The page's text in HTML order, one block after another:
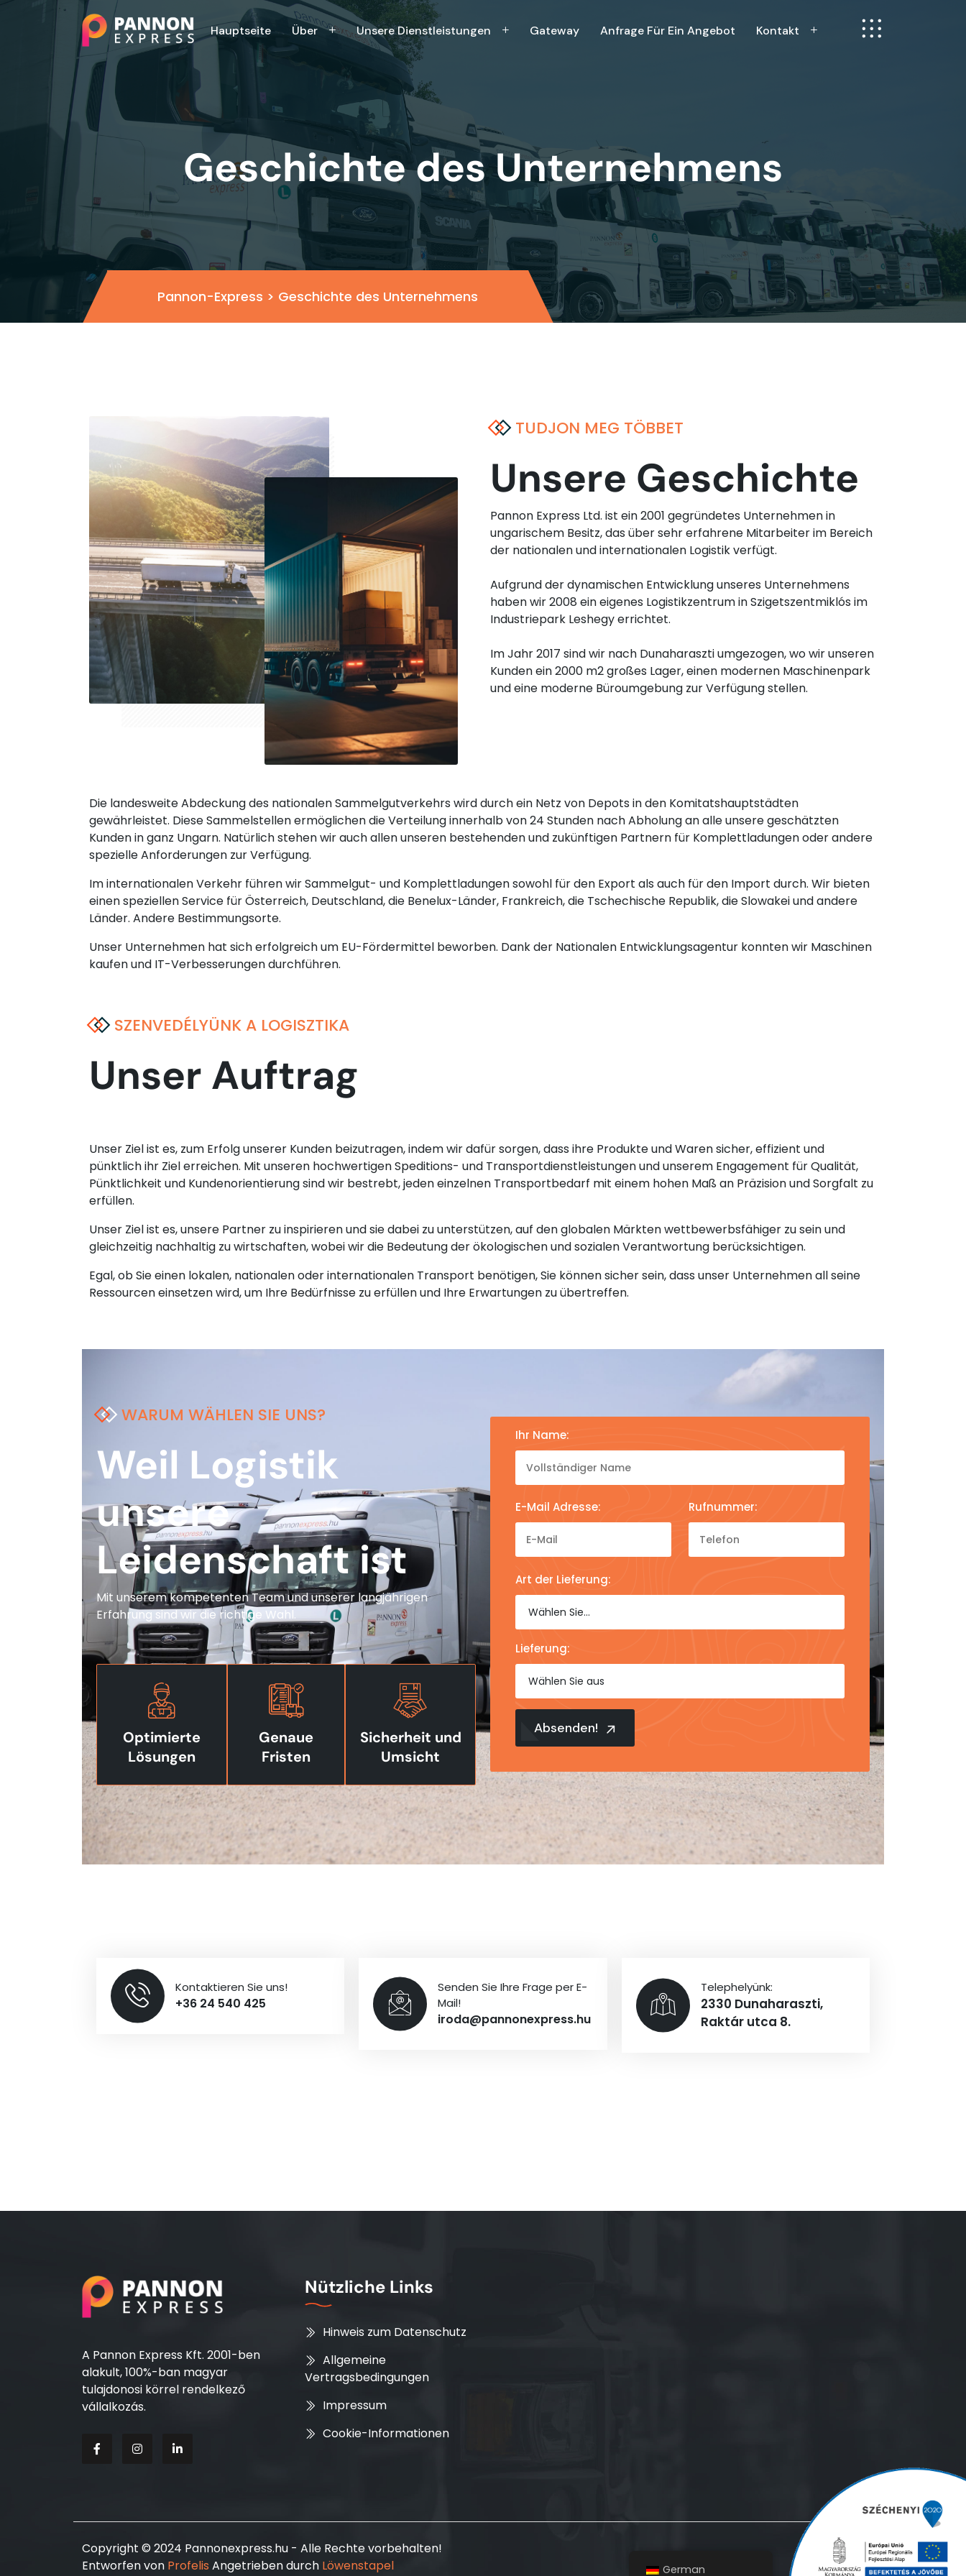
Hauptseite Über Unsere Dienstleistungen Gateway Anfrage Für Ein Angebot Kontakt
Geschichte des Unternehmens
Pannon-Express > Geschichte des Unternehmens
TUDJON MEG TÖBBET
Unsere Geschichte
Pannon Express Ltd. ist ein 2001 gegründetes Unternehmen in
ungarischem Besitz, das über sehr erfahrene Mitarbeiter im Bereich
der nationalen und internationalen Logistik verfügt.
Aufgrund der dynamischen Entwicklung unseres Unternehmens
haben wir 2008 ein eigenes Logistikzentrum in Szigetszentmiklós im
Industriepark Leshegy errichtet.
Im Jahr 2017 sind wir nach Dunaharaszti umgezogen, wo wir unseren
Kunden ein 2000 m2 großes Lager, einen modernen Maschinenpark
und eine moderne Büroumgebung zur Verfügung stellen.
Die landesweite Abdeckung des nationalen Sammelgutverkehrs wird durch ein Netz von Depots in den Komitatshauptstädten
gewährleistet. Diese Sammelstellen ermöglichen die Verteilung innerhalb von 24 Stunden nach Abholung an alle unsere geschätzten
Kunden in ganz Ungarn. Natürlich stehen wir auch allen unseren bestehenden und zukünftigen Partnern für Komplettladungen oder andere
spezielle Anforderungen zur Verfügung.
Im internationalen Verkehr führen wir Sammelgut- und Komplettladungen sowohl für den Export als auch für den Import durch. Wir bieten
einen speziellen Service für Österreich, Deutschland, die Benelux-Länder, Frankreich, die Tschechische Republik, die Slowakei und andere
Länder. Andere Bestimmungsorte.
Unser Unternehmen hat sich erfolgreich um EU-Fördermittel beworben. Dank der Nationalen Entwicklungsagentur konnten wir Maschinen
kaufen und IT-Verbesserungen durchführen.
SZENVEDÉLYÜNK A LOGISZTIKA
Unser Auftrag
Unser Ziel ist es, zum Erfolg unserer Kunden beizutragen, indem wir dafür sorgen, dass ihre Produkte und Waren sicher, effizient und
pünktlich ihr Ziel erreichen. Mit unseren hochwertigen Speditions- und Transportdienstleistungen und unserem Engagement für Qualität,
Pünktlichkeit und Kundenorientierung sind wir bestrebt, jeden einzelnen Transportbedarf mit einem hohen Maß an Präzision und Sorgfalt zu
erfüllen.
Unser Ziel ist es, unsere Partner zu inspirieren und sie dabei zu unterstützen, auf den globalen Märkten wettbewerbsfähiger zu sein und
gleichzeitig nachhaltig zu wirtschaften, wobei wir die Bedeutung der ökologischen und sozialen Verantwortung berücksichtigen.
Egal, ob Sie einen lokalen, nationalen oder internationalen Transport benötigen, Sie können sicher sein, dass unser Unternehmen all seine
Ressourcen einsetzen wird, um Ihre Bedürfnisse zu erfüllen und Ihre Erwartungen zu übertreffen.
WARUM WÄHLEN SIE UNS?
Weil Logistik
unsere
Leidenschaft ist
Mit unserem kompetenten Team und unserer langjährigen
Erfahrung sind wir die richtige Wahl.
Optimierte
Lösungen
Genaue
Fristen
Sicherheit und
Umsicht
Ihr Name:
E-Mail Adresse: Rufnummer:
Art der Lieferung:
Wählen Sie...
Lieferung:
Wählen Sie aus
Absenden!
Kontaktieren Sie uns!
+36 24 540 425
Senden Sie Ihre Frage per E-
Mail!
iroda@pannonexpress.hu
Telephelyünk:
2330 Dunaharaszti,
Raktár utca 8.
A Pannon Express Kft. 2001-ben
alakult, 100%-ban magyar
tulajdonosi körrel rendelkező
vállalkozás.
Nützliche Links
Hinweis zum Datenschutz
Allgemeine
Vertragsbedingungen
Impressum
Cookie-Informationen
Copyright © 2024 Pannonexpress.hu - Alle Rechte vorbehalten!
Entworfen von Profelis Angetrieben durch Löwenstapel German